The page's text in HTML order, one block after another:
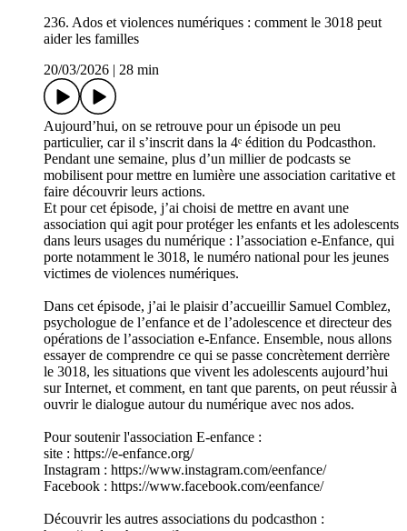
236. Ados et violences numériques : comment le 3018 peut
aider les familles
20/03/2026
28 min
Aujourd’hui, on se retrouve pour un épisode un peu
particulier, car il s’inscrit dans la 4ᵉ édition du Podcasthon.
Pendant une semaine, plus d’un millier de podcasts se
mobilisent pour mettre en lumière une association caritative et
faire découvrir leurs actions.
Et pour cet épisode, j’ai choisi de mettre en avant une
association qui agit pour protéger les enfants et les adolescents
dans leurs usages du numérique : l’association e-Enfance, qui
porte notamment le 3018, le numéro national pour les jeunes
victimes de violences numériques.
Dans cet épisode, j’ai le plaisir d’accueillir Samuel Comblez,
psychologue de l’enfance et de l’adolescence et directeur des
opérations de l’association e-Enfance. Ensemble, nous allons
essayer de comprendre ce qui se passe concrètement derrière
le 3018, les situations que vivent les adolescents aujourd’hui
sur Internet, et comment, en tant que parents, on peut réussir à
ouvrir le dialogue autour du numérique avec nos ados.
Pour soutenir l'association E-enfance :
site : https://e-enfance.org/
Instagram : https://www.instagram.com/eenfance/
Facebook : https://www.facebook.com/eenfance/
Découvrir les autres associations du podcasthon :